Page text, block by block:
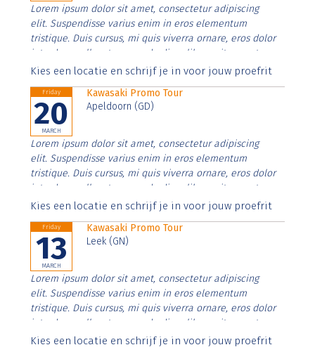
Lorem ipsum dolor sit amet, consectetur adipiscing
elit. Suspendisse varius enim in eros elementum
tristique. Duis cursus, mi quis viverra ornare, eros dolor
interdum nulla, ut commodo diam libero vitae erat.
Aenean faucibus nibh et justo cursus id rutrum lorem
Kies een locatie en schrijf je in voor jouw proefrit
Friday
20
MARCH
Kawasaki Promo Tour
Apeldoorn (GD)
Lorem ipsum dolor sit amet, consectetur adipiscing
elit. Suspendisse varius enim in eros elementum
tristique. Duis cursus, mi quis viverra ornare, eros dolor
interdum nulla, ut commodo diam libero vitae erat.
Aenean faucibus nibh et justo cursus id rutrum lorem
Kies een locatie en schrijf je in voor jouw proefrit
Friday
13
MARCH
Kawasaki Promo Tour
Leek (GN)
Lorem ipsum dolor sit amet, consectetur adipiscing
elit. Suspendisse varius enim in eros elementum
tristique. Duis cursus, mi quis viverra ornare, eros dolor
interdum nulla, ut commodo diam libero vitae erat.
Aenean faucibus nibh et justo cursus id rutrum lorem
Kies een locatie en schrijf je in voor jouw proefrit